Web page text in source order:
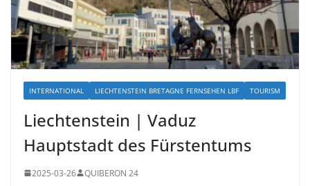
INTERNATIONAL LIECHTENSTEIN BRETAGNE FERNSEHEN LBF TOURISM
Liechtenstein | Vaduz
Hauptstadt des Fürstentums
2025-03-26 QUIBERON 24